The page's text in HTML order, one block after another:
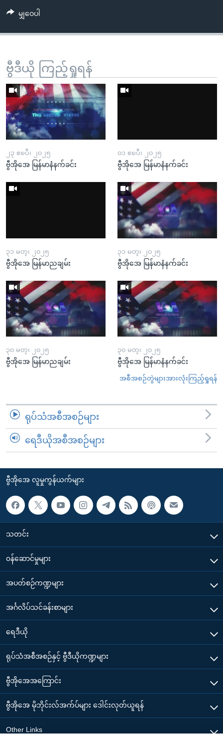
မျှဝေပါ
ဗွီဒီယို ကြည့်ရှုရန်
၂၃ ဧၿပီ၊ ၂၀၂၅
ဗွီအိုအေ မြန်မာနံနက်ခင်း
၀၁ ဧၿပီ၊ ၂၀၂၅
ဗွီအိုအေ မြန်မာနံနက်ခင်း
၃၁ မတ္၊ ၂၀၂၅
ဗွီအိုအေ မြန်မာညချမ်း
၃၁ မတ္၊ ၂၀၂၅
ဗွီအိုအေ မြန်မာနံနက်ခင်း
၃၀ မတ္၊ ၂၀၂၅
ဗွီအိုအေ မြန်မာညချမ်း
၃၀ မတ္၊ ၂၀၂၅
ဗွီအိုအေ မြန်မာနံနက်ခင်း
အစီအစဉ်တွဲများအားလုံးကြည့်ရှုရန်
ရုပ်သံအစီအစဉ်များ
ရေဒီယိုအစီအစဉ်များ
ဗွီအိုအေ လူမှုကွန်ယက်များ
သတင်း
၀န်ဆောင်မှုများ
အပတ်စဉ်ကဏ္ဍများ
အင်္ဂလိပ်သင်ခန်းစာများ
ရေဒီယို
ရုပ်သံအစီအစဉ်နှင့် ဗွီဒီယိုကဏ္ဍများ
ဗွီအိုအေအကြောင်း
ဗွီအိုအေ မိုဘိုင်းလ်အက်ပ်များ ဒေါင်းလုတ်ယူရန်
Other Links